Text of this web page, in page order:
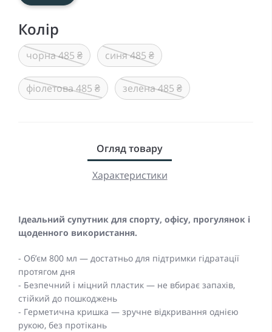
Колір
чорна 485 ₴ синя 485 ₴
фіолетова 485 ₴ зелена 485 ₴
Огляд товару
Характеристики
Ідеальний супутник для спорту, офісу, прогулянок і
щоденного використання.
- Об’єм 800 мл — достатньо для підтримки гідратації
протягом дня
- Безпечний і міцний пластик — не вбирає запахів,
стійкий до пошкоджень
- Герметична кришка — зручне відкривання однією
рукою, без протікань